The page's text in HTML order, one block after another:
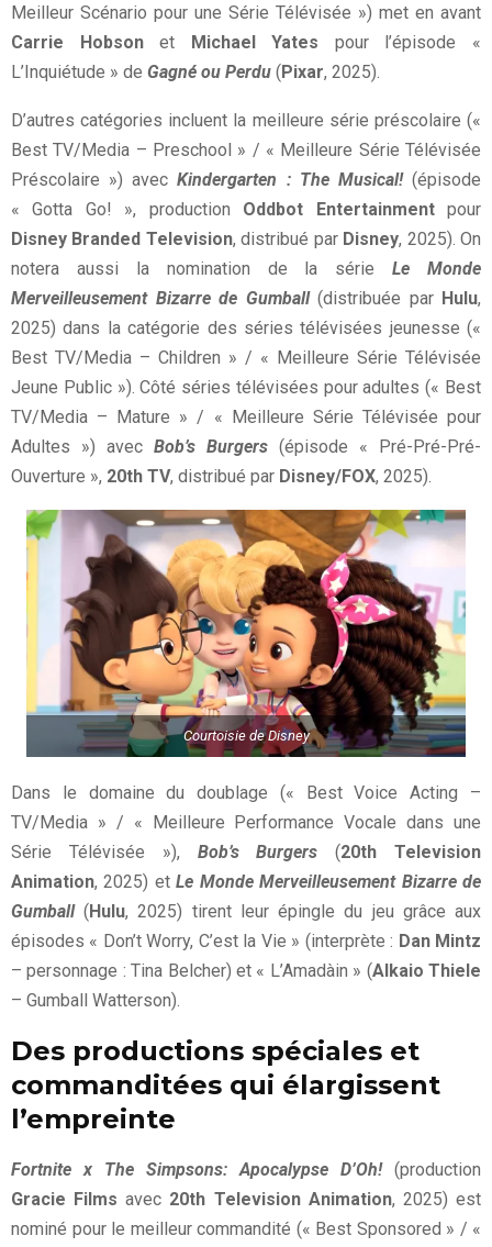
Meilleur Scénario pour une Série Télévisée ») met en avant
Carrie Hobsonet Michael Yates pour l’épisode «
L’Inquiétude » de Gagné ou Perdu (Pixar, 2025).
D’autres catégories incluent la meilleure série préscolaire («
Best TV/Media – Preschool » / « Meilleure Série Télévisée
Préscolaire ») avecKindergarten : The Musical!(épisode
« Gotta Go! », production Oddbot Entertainmentpour
Disney Branded Television, distribué par Disney, 2025). On
notera aussi la nomination de la sérieLe Monde
Merveilleusement Bizarre de Gumball (distribuée par Hulu,
2025) dans la catégorie des séries télévisées jeunesse («
Best TV/Media – Children » / « Meilleure Série Télévisée
Jeune Public »). Côté séries télévisées pour adultes (« Best
TV/Media – Mature » / « Meilleure Série Télévisée pour
Adultes ») avec Bob’s Burgers (épisode « Pré-Pré-Pré-
Ouverture », 20th TV, distribué par Disney/FOX, 2025).
Courtoisie de Disney
Dans le domaine du doublage (« Best Voice Acting –
TV/Media » / « Meilleure Performance Vocale dans une
Série Télévisée »), Bob’s Burgers (20th Television
Animation, 2025) etLe Monde Merveilleusement Bizarre de
Gumball( Hulu, 2025) tirent leur épingle du jeu grâce aux
épisodes « Don’t Worry, C’est la Vie » (interprète : Dan Mintz
– personnage : Tina Belcher) et « L’Amadàin » (Alkaio Thiele
– Gumball Watterson).
Des productions spéciales et
commanditées qui élargissent
l’empreinte
Fortnite x The Simpsons: Apocalypse D’Oh!(production
Gracie Films avec 20th Television Animation, 2025) est
nominé pour le meilleur commandité (« Best Sponsored » / «